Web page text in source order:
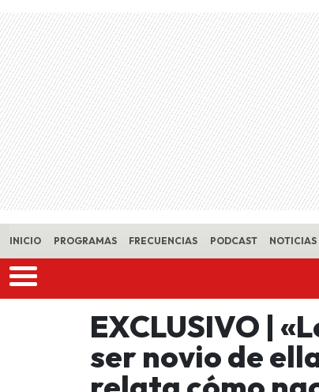
Skip to main content
INICIO PROGRAMAS FRECUENCIAS PODCAST NOTICIAS
EXCLUSIVO |
ser novio de